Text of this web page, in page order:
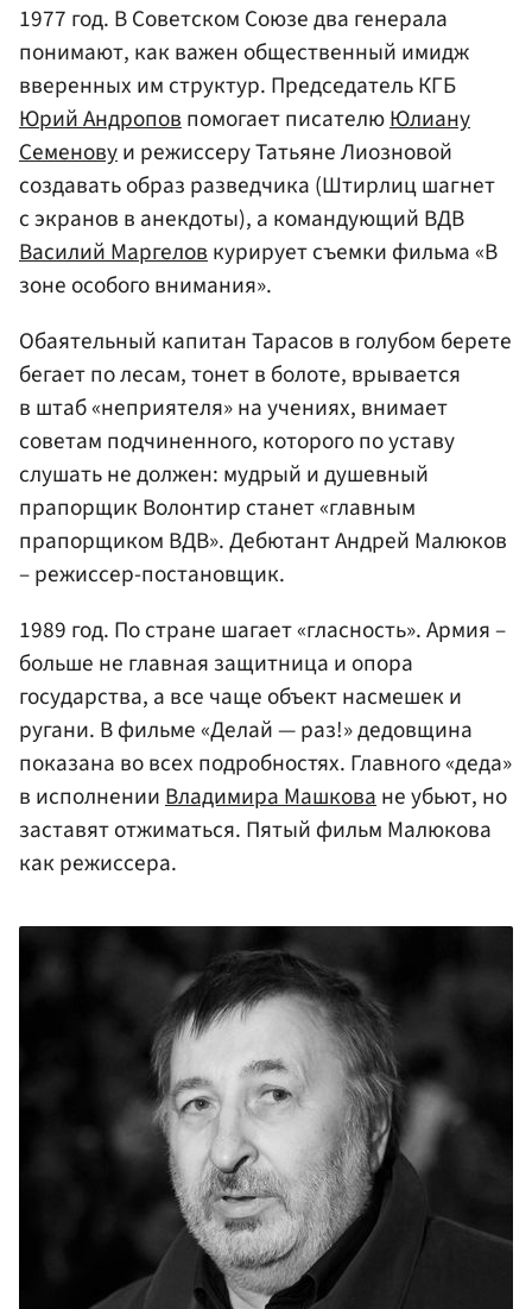
1977 год. В Советском Союзе два генерала
понимают, как важен общественный имидж
вверенных им структур. Председатель КГБ
Юрий Андроповпомогает писателюЮлиану
Семеновуи режиссеру Татьяне Лиозновой
создавать образ разведчика (Штирлиц шагнет
с экранов в анекдоты), а командующий ВДВ
Василий Маргеловкурирует съемки фильма «В
зоне особого внимания».
Обаятельный капитан Тарасов в голубом берете
бегает по лесам, тонет в болоте, врывается
в штаб «неприятеля» на учениях, внимает
советам подчиненного, которого по уставу
слушать не должен: мудрый и душевный
прапорщик Волонтир станет «главным
прапорщиком ВДВ». Дебютант Андрей Малюков
– режиссер-постановщик.
1989 год. По стране шагает «гласность». Армия –
больше не главная защитница и опора
государства, а все чаще объект насмешек и
ругани. В фильме «Делай — раз!» дедовщина
показана во всех подробностях. Главного «деда»
в исполненииВладимира Машковане убьют, но
заставят отжиматься. Пятый фильм Малюкова
как режиссера.